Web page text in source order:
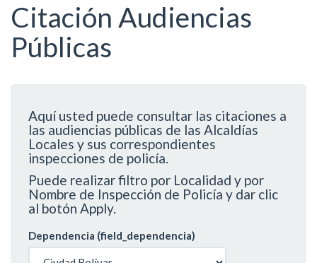
Citación Audiencias
Públicas
Aquí usted puede consultar las citaciones a
las audiencias públicas de las Alcaldías
Locales y sus correspondientes
inspecciones de policía.
Puede realizar filtro por Localidad y por
Nombre de Inspección de Policía y dar clic
al botón Apply.
Dependencia (field_dependencia)